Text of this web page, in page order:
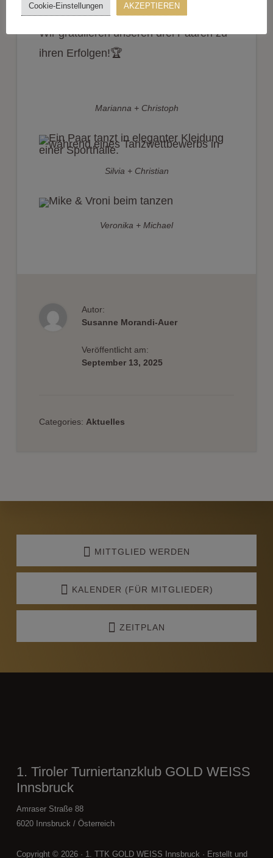
Wir gratulieren unseren drei Paaren zu
ihren Erfolgen!🏆
Marianna + Christoph
Silvia + Christian
Veronika + Michael
Autor:
Susanne Morandi-Auer
Veröffentlicht am:
September 13, 2025
Categories: Aktuelles
Explore
MITTGLIED WERDEN
KALENDER (FÜR MITGLIEDER)
ZEITPLAN
Footer
1. Tiroler Turniertanzklub GOLD WEISS
Innsbruck
Amraser Straße 88
6020 Innsbruck / Österreich
Copyright © 2026 · 1. TTK GOLD WEISS Innsbruck · Erstellt und
Cookie-Einstellungen AKZEPTIEREN